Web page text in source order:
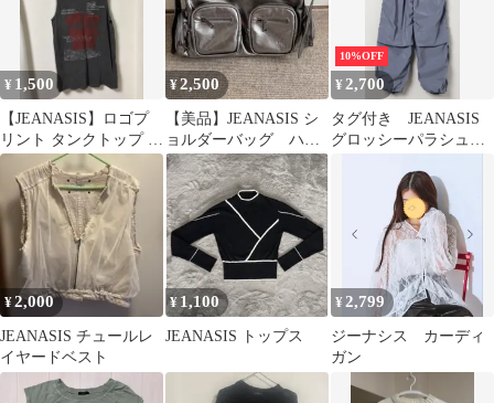
¥ 1,500
【JEANASIS】ロゴプ
リント タンクトップ チ
ャコールグレー
¥2,500
【美品】JEANASIS シ
ョルダーバッグ ハン
ドバッグ ブラック
10%OFF
¥ 2,700
タグ付き JEANASIS
グロッシーパラシュー
¥2,000
JEANASIS チュールレ
イヤードベスト
¥ 1,100
JEANASIS トップス
¥2,799
ジーナシス カーディ
ガン